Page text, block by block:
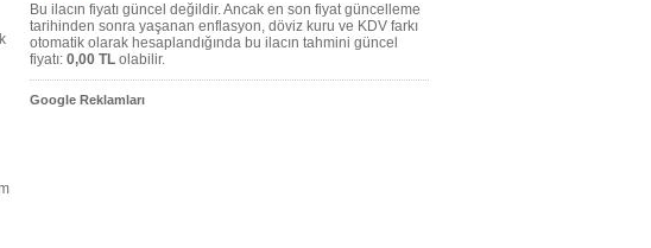
Bu ilacın fiyatı güncel değildir. Ancak en son fiyat güncelleme
tarihinden sonra yaşanan enflasyon, döviz kuru ve KDV farkı
otomatik olarak hesaplandığında bu ilacın tahmini güncel
fiyatı: 0,00 TL olabilir.
Google Reklamları